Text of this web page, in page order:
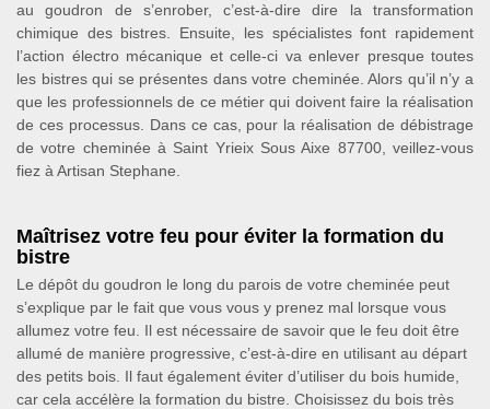
au goudron de s’enrober, c’est-à-dire dire la transformation
chimique des bistres. Ensuite, les spécialistes font rapidement
l’action électro mécanique et celle-ci va enlever presque toutes
les bistres qui se présentes dans votre cheminée. Alors qu’il n’y a
que les professionnels de ce métier qui doivent faire la réalisation
de ces processus. Dans ce cas, pour la réalisation de débistrage
de votre cheminée à Saint Yrieix Sous Aixe 87700, veillez-vous
fiez à Artisan Stephane.
Maîtrisez votre feu pour éviter la formation du
bistre
Le dépôt du goudron le long du parois de votre cheminée peut
s’explique par le fait que vous vous y prenez mal lorsque vous
allumez votre feu. Il est nécessaire de savoir que le feu doit être
allumé de manière progressive, c’est-à-dire en utilisant au départ
des petits bois. Il faut également éviter d’utiliser du bois humide,
car cela accélère la formation du bistre. Choisissez du bois très